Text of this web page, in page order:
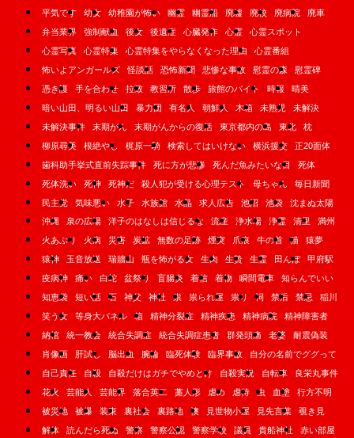
平気です
幼女 幼稚園が怖い 幽霊 幽霊船 廃墟 廃校 廃病院
廃車
弁当業界
強制献血 後女 後遺症 心臓発作 心霊
心霊スポット
心霊写真
心霊特集 心霊特集をやらなくなった理由
心霊番組
怖いよアンガールズ
怪談話 恐怖新聞 悲惨な事故 慰霊の森
慰霊碑
憑き護
手を合わせ 拉致 教習所 散歩 旅館のバイト 時報
晴美
暗い山田、明るい山田
暴力団 有名人 朝鮮人 木箱 未熟児
未解決
未解決事件
末期がん 末期がんからの復活 東京都内の島 東北
枕
柳原尋美
根絶やし 梶原一騎 検索してはいけない 横浜援交
正20面体
歯科助手挙式直前失踪事件
死に方が悲惨 死んだ魚みたいな目
死体
死体洗い
死神 死神だ 殺人犯が受ける心理テスト 母ちゃん
毎日新聞
民主党
気味悪い 水子 水族館 水晶 求人広告 池沼 池袋
沈まぬ太陽
沖縄
泉の広場 洋子のはなしは信じるな 流産 浄水場 浄霊 清里
満州
火あぶり
火病 災害 炭鉱 無数の足跡 煙突 爪痕 牛の首 猫
猿夢
猿神
玉音放送 瑞牆山 瓶を怖がる女 生肉 生贄 生霊 田んぼ
甲府駅
疫病神
痛い 白蛇 盆祭り 盲腸炎 着信 着物 瞬間電車
知らんでいい
知恵袋
短い話 石 神父 神社 祟 祟られ屋 祟り 祠 禁后 禁忌
稲川
笑う女
等身大パネル 箱 精神分裂症 精神疾患 精神病院
精神障害者
納棺
統一教会 統合失調症 統合失調症患者 群発頭痛 老婆
耐震偽装
肖像画
肝試し 脳出血 腕輪 臨死体験 臨界事故
自分の名前でググって
自己責任
自殺 自殺だけはガチでやめとけ 自殺実況 自転車
良栄丸事件
花火
芸能人 芸能界 落合英二 藁人形 虐め 虐待 虫 血塗
行方不明
被災地
被爆 装束 裏社会 裏路地 襖 見世物小屋 見先言葉
覗き見
解体
読んだら死ぬ 警察 警察公認 警察学校 議員 貴船神社 赤い部屋